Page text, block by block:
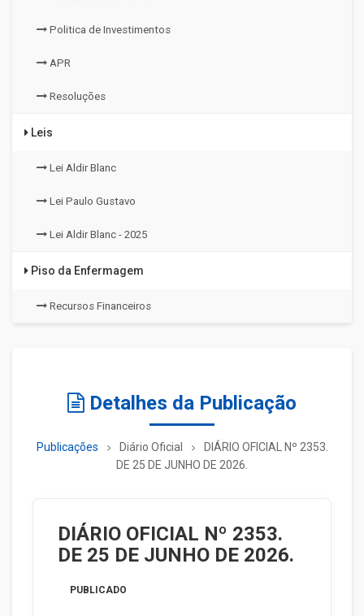
Politica de Investimentos
APR
Resoluções
Leis
Lei Aldir Blanc
Lei Paulo Gustavo
Lei Aldir Blanc - 2025
Piso da Enfermagem
Recursos Financeiros
Detalhes da Publicação
Publicações Diário Oficial
DIÁRIO OFICIAL Nº 2353.
DE 25 DE JUNHO DE 2026.
DIÁRIO OFICIAL Nº 2353.
DE 25 DE JUNHO DE 2026.
PUBLICADO